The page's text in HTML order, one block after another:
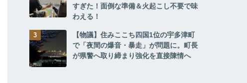
すぎた！面倒な準備＆火起こし不要で味
わえる！
【物議】住みここち四国1位の宇多津町
で「夜間の爆音・暴走」が問題に。町長
が県警へ取り締まり強化を直接陳情へ